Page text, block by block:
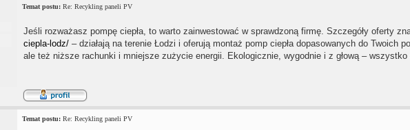
Temat postu:Re: Recykling paneli PV
Jeśli rozważasz pompę ciepła, to warto zainwestować w sprawdzoną firmę. Szczegóły oferty
ciepla-lodz/– działają na terenie Łodzi i oferują montaż pomp ciepła dopasowanych do Twoich
ale też niższe rachunki i mniejsze zużycie energii. Ekologicznie, wygodnie i z głową – wszystko
Temat postu:Re: Recykling paneli PV